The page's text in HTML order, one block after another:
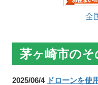
全
茅ヶ崎市の
2025/06/4 ドローンを使